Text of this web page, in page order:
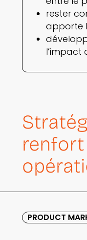
rester
apporte
l’impact
renfort
PRODUCT